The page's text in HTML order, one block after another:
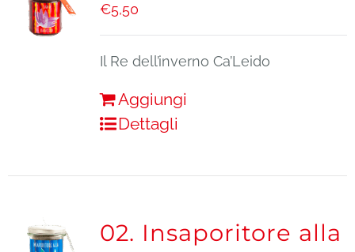
€5,50
Il Re dell’inverno Ca’Leido
Aggiungi
Dettagli
02. Insaporitore alla